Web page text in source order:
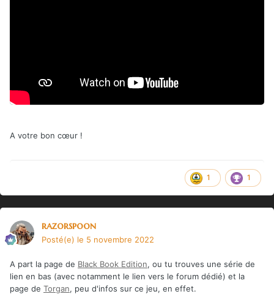
A votre bon cœur !
1 1
razorspoon
Posté(e) le 5 novembre 2022
A part la page de Black Book Edition, ou tu trouves une série de
lien en bas (avec notamment le lien vers le forum dédié) et la
page de Torgan, peu d'infos sur ce jeu, en effet.